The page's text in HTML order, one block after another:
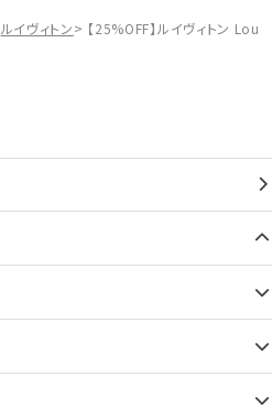
ルイヴィトン 【25%OFF】ルイヴィトン